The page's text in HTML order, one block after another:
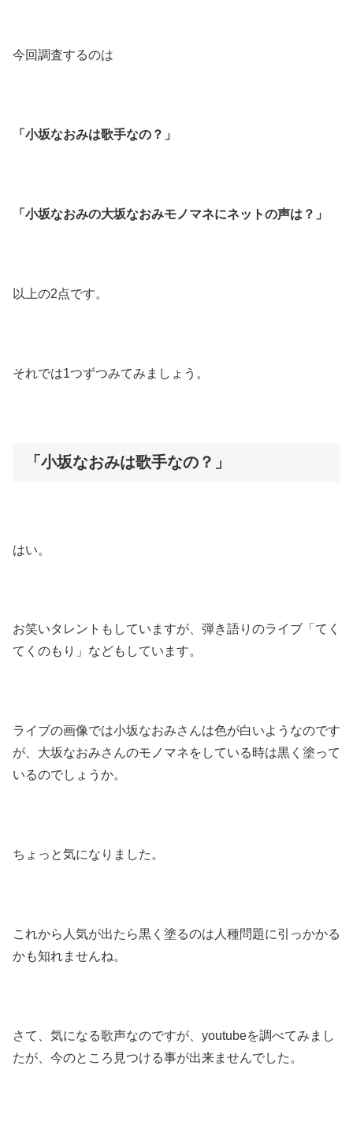
今回調査するのは
「小坂なおみは歌手なの？」
「小坂なおみの大坂なおみモノマネにネットの声は？」
以上の2点です。
それでは1つずつみてみましょう。
「小坂なおみは歌手なの？」
はい。
お笑いタレントもしていますが、弾き語りのライブ「てく
てくのもり」などもしています。
ライブの画像では小坂なおみさんは色が白いようなのです
が、大坂なおみさんのモノマネをしている時は黒く塗って
いるのでしょうか。
ちょっと気になりました。
これから人気が出たら黒く塗るのは人種問題に引っかかる
かも知れませんね。
さて、気になる歌声なのですが、youtubeを調べてみまし
たが、今のところ見つける事が出来ませんでした。